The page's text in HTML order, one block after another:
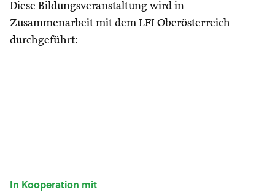
Diese Bildungsveranstaltung wird in
Zusammenarbeit mit dem LFI Oberösterreich
durchgeführt:
In Kooperation mit